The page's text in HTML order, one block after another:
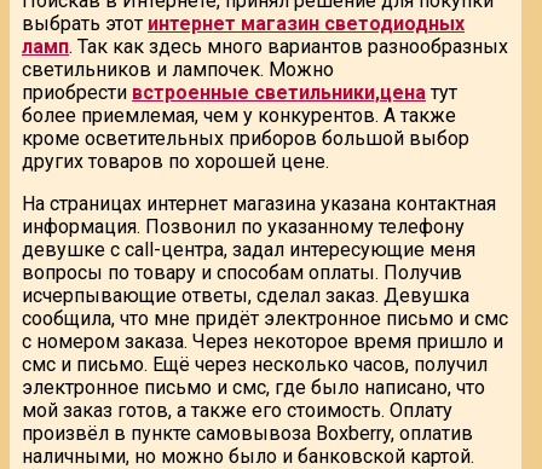
выбрать этот интернет магазин светодиодных
ламп. Так как здесь много вариантов разнообразных
светильников и лампочек. Можно
приобрести встроенные светильники,ценатут
более приемлемая, чем у конкурентов. А также
кроме осветительных приборов большой выбор
других товаров по хорошей цене.
На страницах интернет магазина указана контактная
информация. Позвонил по указанному телефону
девушке с call-центра, задал интересующие меня
вопросы по товару и способам оплаты. Получив
исчерпывающие ответы, сделал заказ. Девушка
сообщила, что мне придёт электронное письмо и смс
с номером заказа. Через некоторое время пришло и
смс и письмо. Ещё через несколько часов, получил
электронное письмо и смс, где было написано, что
мой заказ готов, а также его стоимость. Оплату
произвёл в пункте самовывоза Boxberry, оплатив
наличными, но можно было и банковской картой.